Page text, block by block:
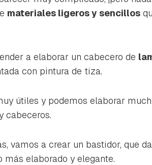
materiales ligeros y sencillos
a elaborar un cabecero de
con pintura de tiza.
útiles y podemos elaborar
cabeceros.
vamos a crear un bastidor, que
más elaborado y elegante.